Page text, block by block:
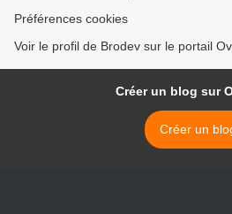
Préférences cookies
Voir le profil de Brodev sur le portail
Créer un blog sur
Créer un